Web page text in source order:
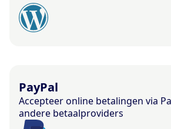
PayPal
Accepteer online betalingen via
andere betaalproviders